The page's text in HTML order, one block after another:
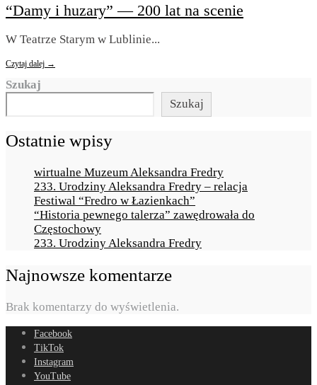
“Damy i huzary” — 200 lat na scenie
W Teatrze Starym w Lublinie...
Czytaj dalej →
Szukaj
Szukaj
Ostatnie wpisy
wirtualne Muzeum Aleksandra Fredry
233. Urodziny Aleksandra Fredry – relacja
Festiwal “Fredro w Łazienkach”
“Historia pewnego talerza” zawędrowała do
Częstochowy
233. Urodziny Aleksandra Fredry
Najnowsze komentarze
Brak komentarzy do wyświetlenia.
Facebook
TikTok
Instagram
YouTube